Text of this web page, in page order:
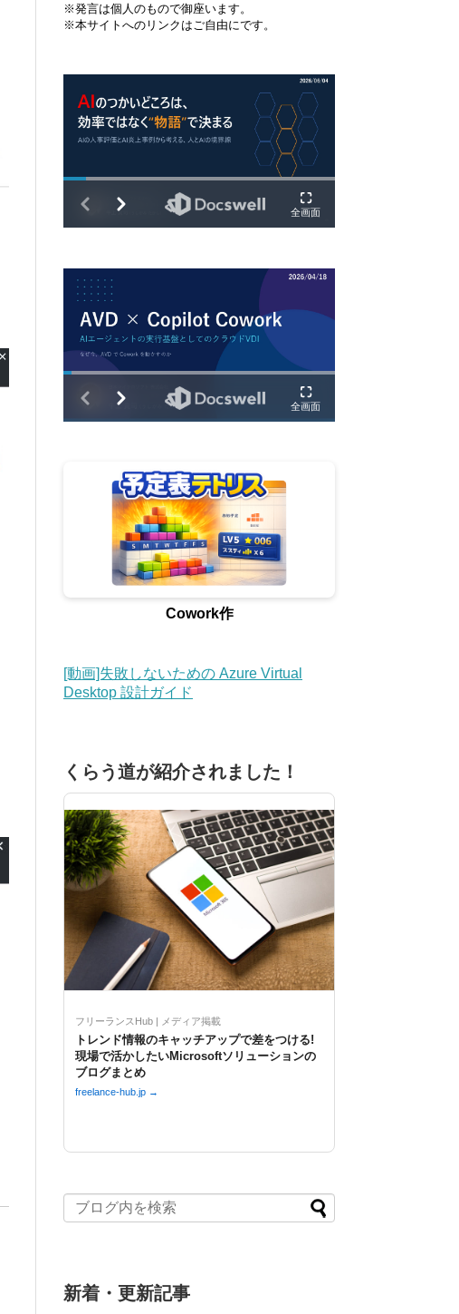
※発言は個人のもので御座います。
※本サイトへのリンクはご自由にです。
Cowork作
[動画]失敗しないための Azure Virtual
Desktop 設計ガイド
くらう道が紹介されました！
フリーランスHub | メディア掲載
トレンド情報のキャッチアップで差をつける!
現場で活かしたいMicrosoftソリューションの
ブログまとめ
freelance-hub.jp →
新着・更新記事